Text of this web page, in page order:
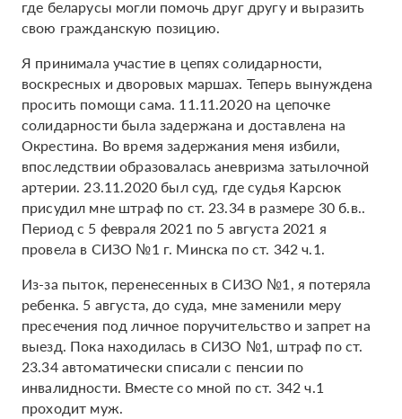
где беларусы могли помочь друг другу и выразить
свою гражданскую позицию.
Я принимала участие в цепях солидарности,
воскресных и дворовых маршах. Теперь вынуждена
просить помощи сама. 11.11.2020 на цепочке
солидарности была задержана и доставлена на
Окрестина. Во время задержания меня избили,
впоследствии образовалась аневризма затылочной
артерии. 23.11.2020 был суд, где судья Карсюк
присудил мне штраф по ст. 23.34 в размере 30 б.в..
Период с 5 февраля 2021 по 5 августа 2021 я
провела в СИЗО №1 г. Минска по ст. 342 ч.1.
Из-за пыток, перенесенных в СИЗО №1, я потеряла
ребенка. 5 августа, до суда, мне заменили меру
пресечения под личное поручительство и запрет на
выезд. Пока находилась в СИЗО №1, штраф по ст.
23.34 автоматически списали с пенсии по
инвалидности. Вместе со мной по ст. 342 ч.1
проходит муж.